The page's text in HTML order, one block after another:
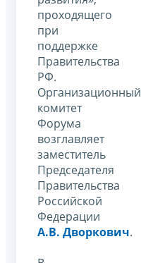
проходящего
при
поддержке
Правительства
РФ.
Организационный
комитет
Форума
возглавляет
заместитель
Председателя
Правительства
Российской
Федерации
А.В. Дворкович.